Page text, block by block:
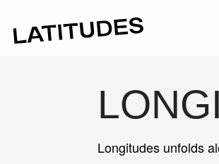
Longitudes unfolds